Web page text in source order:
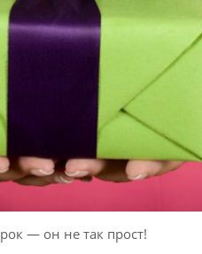
— он не так прост!